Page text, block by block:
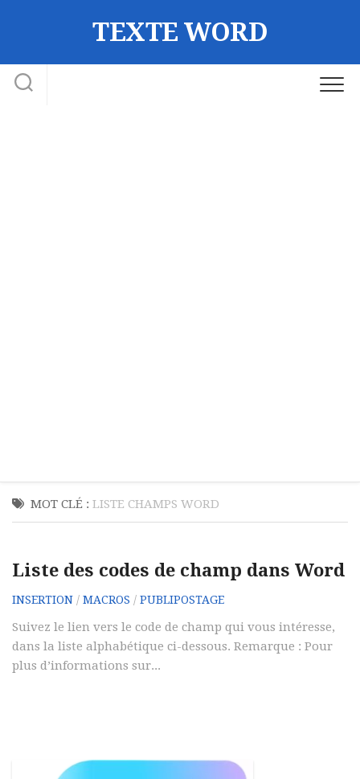
TEXTE WORD
MOT CLÉ : LISTE CHAMPS WORD
Liste des codes de champ dans Word
INSERTION / MACROS / PUBLIPOSTAGE
Suivez le lien vers le code de champ qui vous intéresse,
dans la liste alphabétique ci-dessous. Remarque : Pour
plus d’informations sur...